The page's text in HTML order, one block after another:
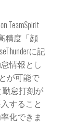
TeamSpirit
精度「顔
に記
情報とし
が可能で
怠打刻が
すること
化できま